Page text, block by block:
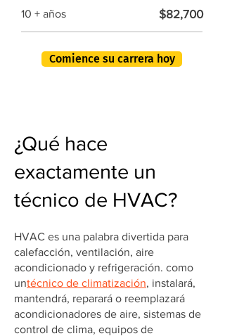
10 + años $82,700
Comience su carrera hoy
¿Qué hace
exactamente un
técnico de HVAC?
HVAC es una palabra divertida para
calefacción, ventilación, aire
acondicionado y refrigeración. como
untécnico de climatización, instalará,
mantendrá, reparará o reemplazará
acondicionadores de aire, sistemas de
control de clima, equipos de